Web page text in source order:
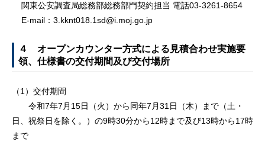
関東公安調査局総務部総務部門契約担当 電話03-3261-8654
E-mail：3.kknt018.1sd@i.moj.go.jp
４ オープンカウンター方式による見積合わせ実施要
領、仕様書の交付期間及び交付場所
（1）交付期間
令和7年7月15日（火）から同年7月31日（木）まで（土・
日、祝祭日を除く。）の9時30分から12時まで及び13時から17時
まで